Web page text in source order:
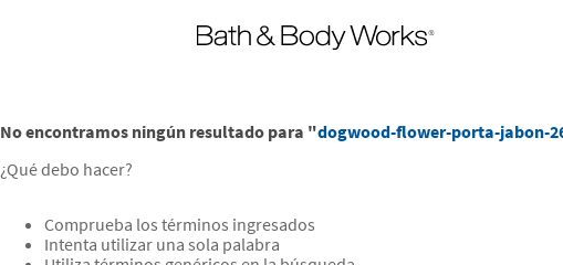
No encontramos ningún resultado para "dogwood-flower-porta-jabon-
¿Qué debo hacer?
Comprueba los términos ingresados
Intenta utilizar una sola palabra